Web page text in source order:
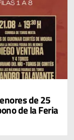
de 25
de la Feria